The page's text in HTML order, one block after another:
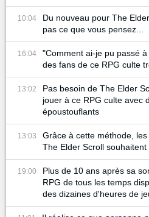
10:04
Du nouveau pour The
pas ce que vous pensez...
16:04
"Comment ai-je pu passé
des fans de ce RPG culte
13:02
Pas besoin de The Elder
jouer à ce RPG culte avec
époustouflants
13:03
Grâce à cette méthode,
The Elder Scroll
19:00
Plus de 10 ans après sa
RPG de tous les temps
des dizaines d'heures de